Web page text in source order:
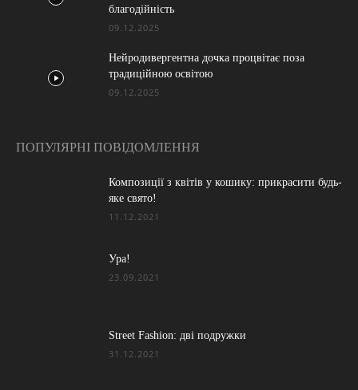
благодійність
09.12.2025
Нейродивергентна дочка процвітає поза
традиційною освітою
09.12.2025
ПОПУЛЯРНІ ПОВІДОМЛЕННЯ
Композиції з квітів у кошику: прикрасити будь-
яке свято!
11.12.2021
Ура!
23.09.2021
Street Fashion: дві подружки
31.12.2021